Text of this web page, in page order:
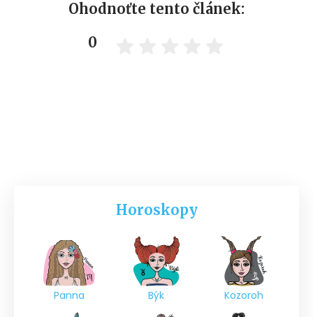
Ohodnoťte tento článek:
0
Horoskopy
Panna Býk Kozoroh